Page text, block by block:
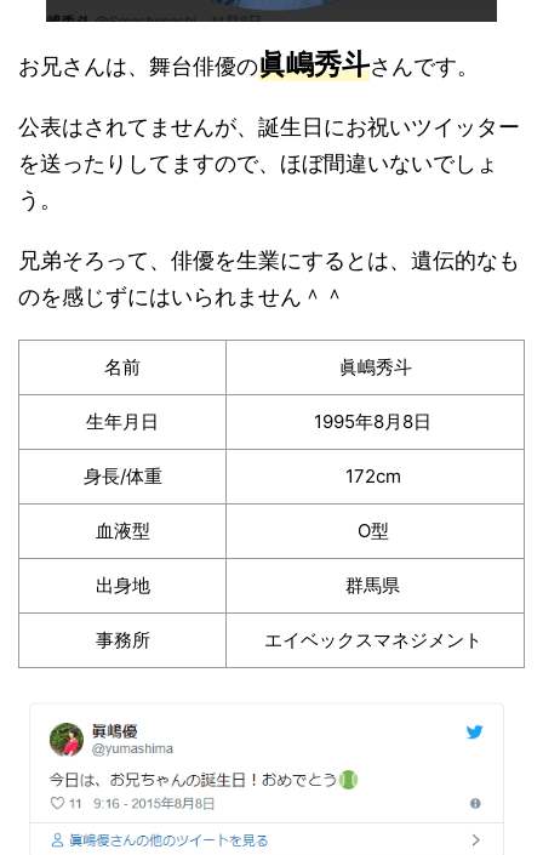
お兄さんは、舞台俳優の眞嶋秀斗さんです。
公表はされてませんが、誕生日にお祝いツイッター
を送ったりしてますので、ほぼ間違いないでしょ
う。
兄弟そろって、俳優を生業にするとは、遺伝的なも
のを感じずにはいられません＾＾
名前 眞嶋秀斗
生年月日 1995年8月8日
身長/体重 172cm
血液型 O型
出身地 群馬県
事務所 エイベックスマネジメント